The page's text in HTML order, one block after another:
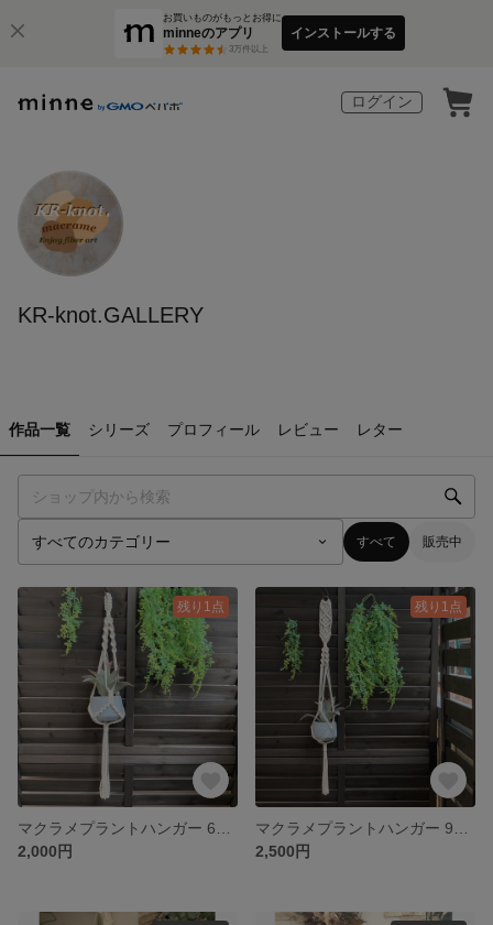
お買いものがもっとお得に
minneのアプリ
3万件以上
インストールする
ログイン
KR-knot.GALLERY
作品一覧 シリーズ プロフィール レビュー レター
すべて 販売中
残り1点
2,000円
残り1点
2,500円